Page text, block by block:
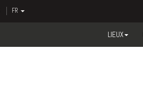
FR
LIEUX